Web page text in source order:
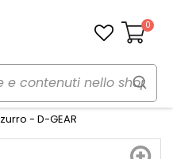
Carrello
0
- D-GEAR